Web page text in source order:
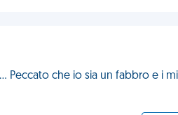
Peccato che io sia un fabbro e i